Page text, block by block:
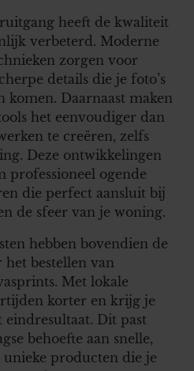
heeft de kwaliteit
verbeterd. Moderne
zorgen voor
details die je foto’s
Daarnaast maken
het eenvoudiger dan
te creëren, zelfs
Deze ontwikkelingen
professioneel ogende
die perfect aansluit bij
de sfeer van je woning.
hebben bovendien de
bestellen van
Met lokale
korter en krijg je
Dit past
behoefte aan snelle,
producten die je